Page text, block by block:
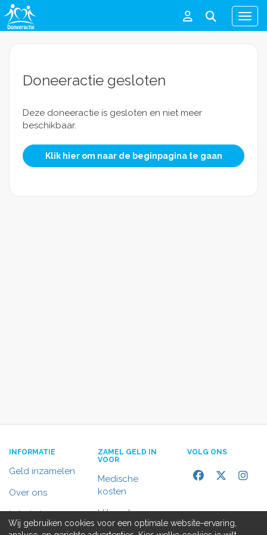
Menu
Doneeractie gesloten
Deze doneeractie is gesloten en niet meer
beschikbaar.
Klik hier om naar de beginpagina te gaan
INFORMATIE
Geld inzamelen
Over ons
In het nieuws
ZAMEL GELD IN
VOOR
Medische
kosten
Uitvaart
VOLG ONS
Wij gebruiken cookies voor een optimale website-ervaring,